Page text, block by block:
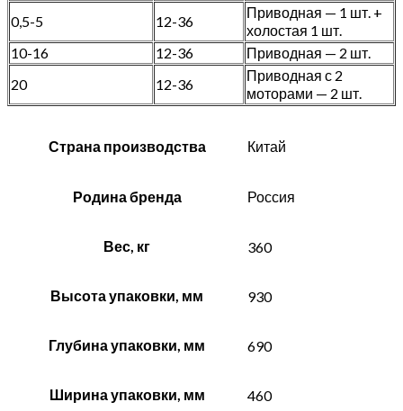
0,5-5
12-36
Приводная — 1 шт. +
холостая 1 шт.
10-16
12-36
Приводная — 2 шт.
20
12-36
Приводная с 2
моторами — 2 шт.
Страна производства Китай
Родина бренда Россия
Вес, кг 360
Высота упаковки, мм 930
Глубина упаковки, мм 690
Ширина упаковки, мм 460